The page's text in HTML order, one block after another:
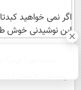
اگر نمی خواهید
این نوشیدنی خوش